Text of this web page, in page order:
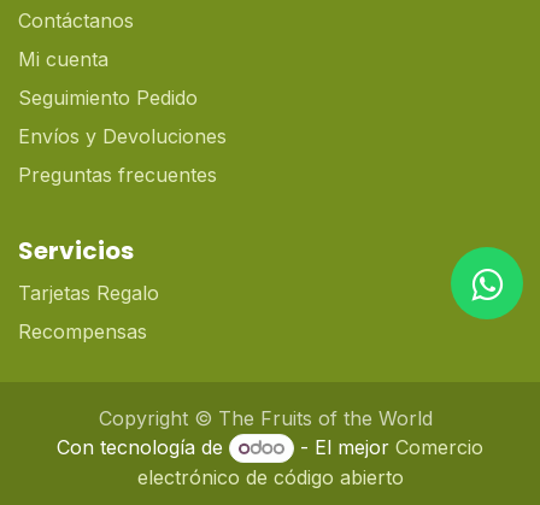
Contáctanos
Mi cuenta
Seguimiento Pedido
Envíos y Devoluciones
Preguntas frecuentes
Servicios
Tarjetas Regalo
Recompensas
Copyright © The Fruits of the World
Con tecnología de
- El mejorComercio
electrónico de código abierto